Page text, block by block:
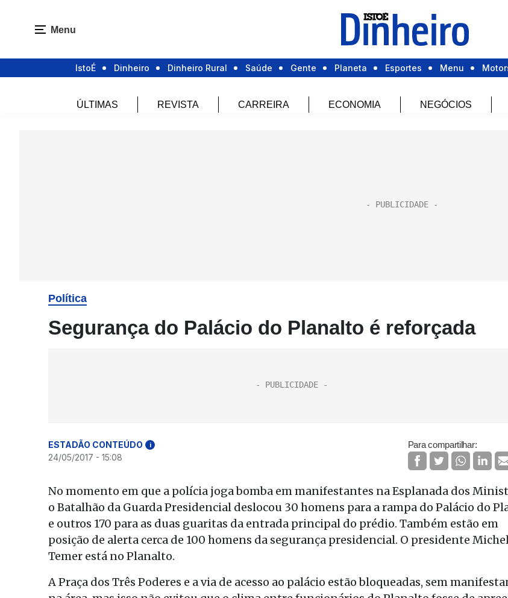
Menu
IstoÉ Dinheiro Dinheiro Rural Saúde Gente Planeta Esportes Menu
ÚLTIMAS REVISTA CARREIRA ECONOMIA NEGÓCIOS
Política
Segurança do Palácio do Planalto é reforçada
ESTADÃO CONTEÚDO i
24/05/2017 - 15:08
Para compartilhar:
No momento em que a polícia joga bomba em manifestantes na Esplanada dos
o Batalhão da Guarda Presidencial deslocou 30 homens para a rampa do Palácio do
e outros 170 para as duas guaritas da entrada principal do prédio. Também estão em
posição de alerta cerca de 100 homens da segurança presidencial. O presidente
Temer está no Planalto.
A Praça dos Três Poderes e a via de acesso ao palácio estão bloqueadas, sem